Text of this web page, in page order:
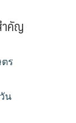
ำคัญ
ร
น